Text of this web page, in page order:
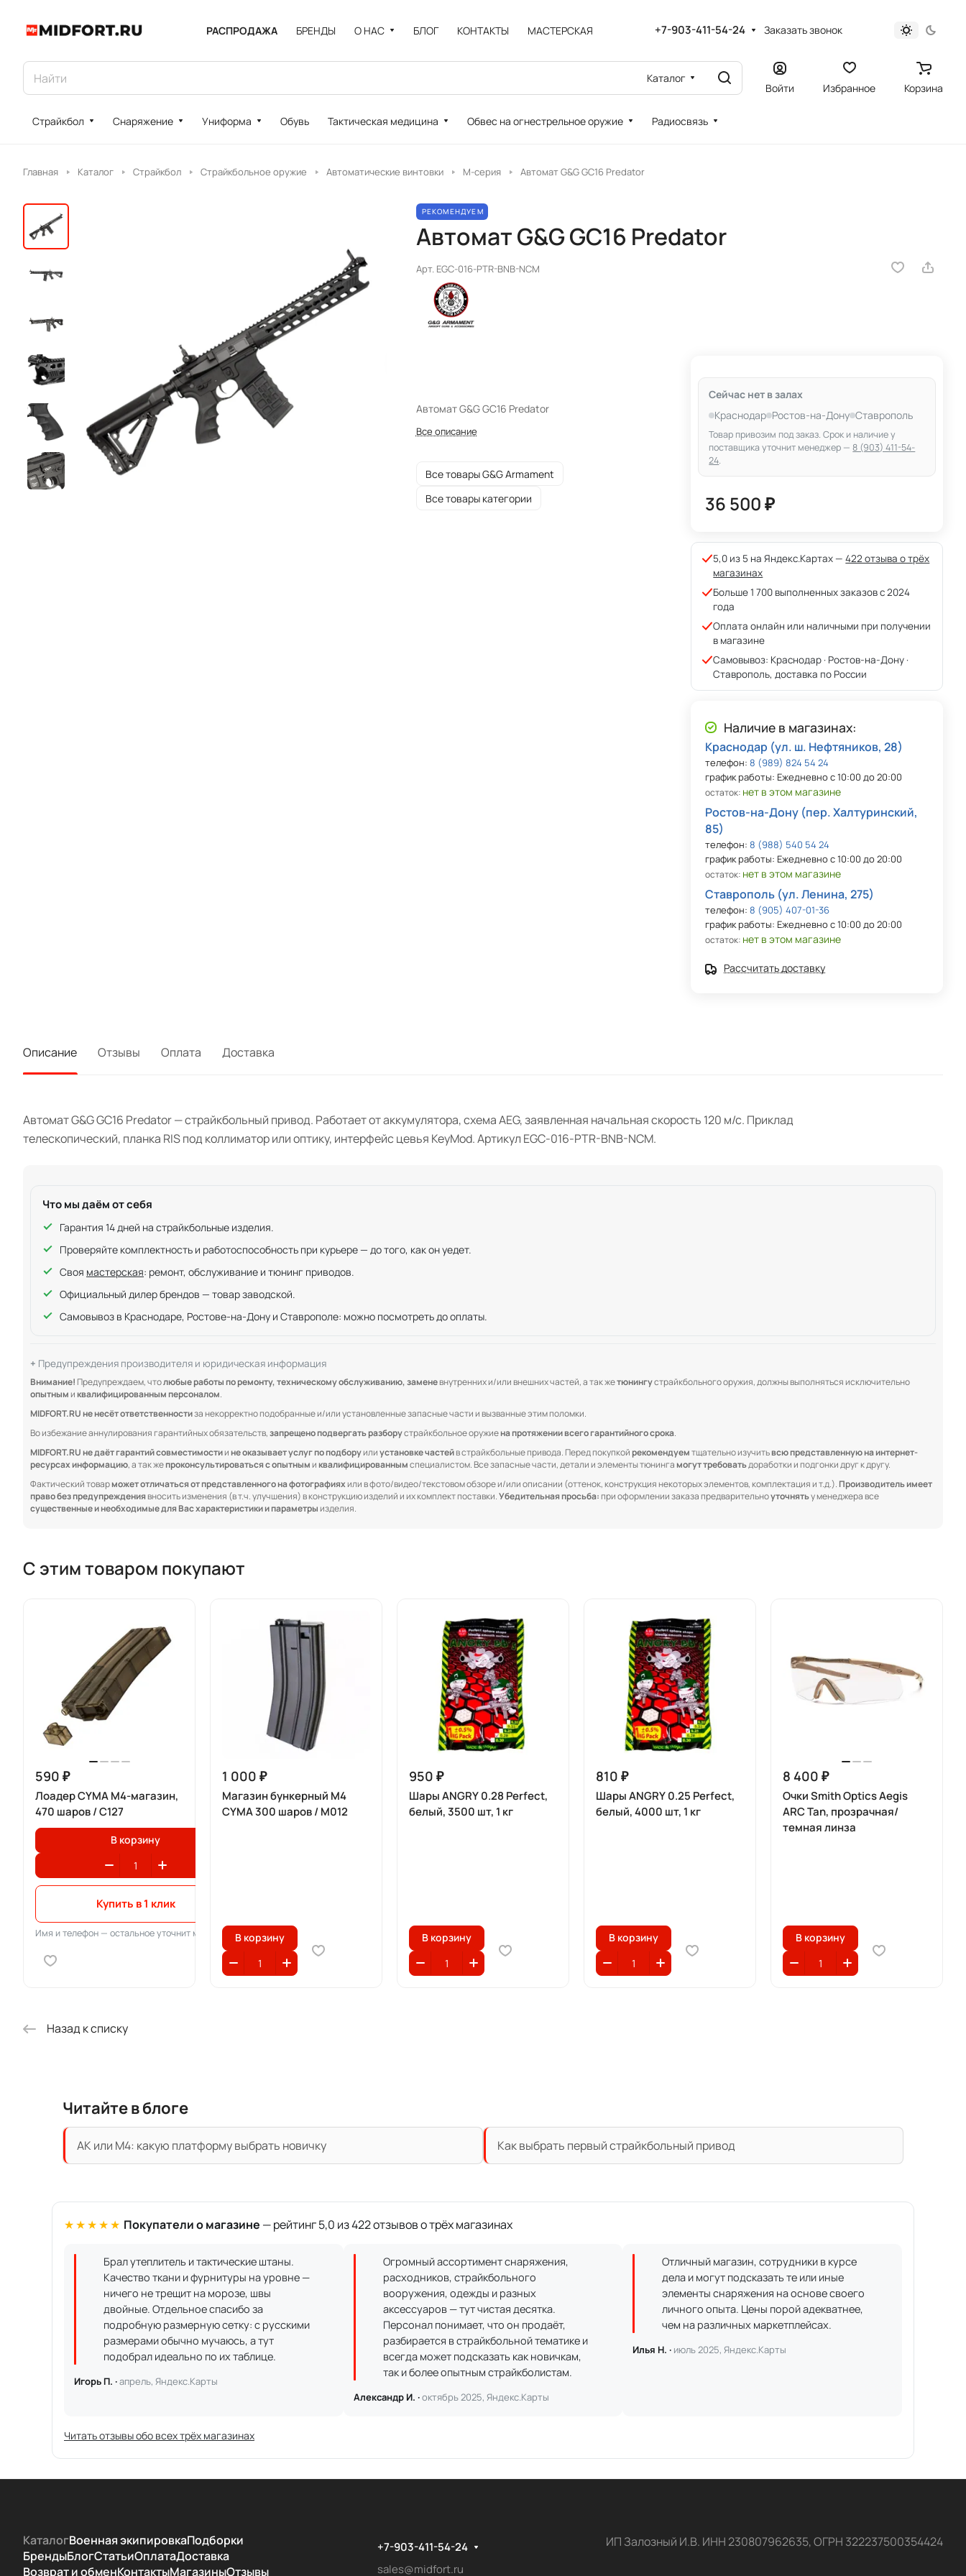
РАСПРОДАЖА БРЕНДЫ О НАС БЛОГ КОНТАКТЫ МАСТЕРСКАЯ +7-903-411-54-24 Заказать звонок
Каталог
Войти Избранное Корзина
Страйкбол Снаряжение Униформа Обувь Тактическая медицина Обвес на огнестрельное оружие Радиосвязь
Главная Каталог Страйкбол Страйкбольное оружие Автоматические винтовки М-серия Автомат G&G GC16 Predator
РЕКОМЕНДУЕМ
Автомат G&G GC16 Predator
Арт. EGC-016-PTR-BNB-NCM
Автомат G&G GC16 Predator
Все описание
Все товары G&G Armament
Все товары категории
Сейчас нет в залах
Краснодар Ростов-на-Дону Ставрополь
Товар привозим под заказ. Срок и наличие у
поставщика уточнит менеджер —8 (903) 411-54-
24.
36 500 ₽
5,0 из 5 на Яндекс.Картах —422 отзыва о трёх
магазинах
Больше 1 700 выполненных заказов с 2024
года
Оплата онлайн или наличными при получении
в магазине
Самовывоз: Краснодар · Ростов-на-Дону ·
Ставрополь, доставка по России
Наличие в магазинах:
Краснодар (ул. ш. Нефтяников, 28)
телефон:8 (989) 824 54 24
график работы: Ежедневно с 10:00 до 20:00
остаток: нет в этом магазине
Ростов-на-Дону (пер. Халтуринский,
85)
телефон:8 (988) 540 54 24
график работы: Ежедневно с 10:00 до 20:00
остаток: нет в этом магазине
Ставрополь (ул. Ленина, 275)
телефон:8 (905) 407-01-36
график работы: Ежедневно с 10:00 до 20:00
остаток: нет в этом магазине
Рассчитать доставку
Описание Отзывы Оплата Доставка
Автомат G&G GC16 Predator — страйкбольный привод. Работает от аккумулятора, схема AEG, заявленная начальная скорость 120 м/с. Приклад
телескопический, планка RIS под коллиматор или оптику, интерфейс цевья KeyMod. Артикул EGC-016-PTR-BNB-NCM.
Что мы даём от себя
Гарантия 14 дней на страйкбольные изделия.
Проверяйте комплектность и работоспособность при курьере — до того, как он уедет.
Своя мастерская: ремонт, обслуживание и тюнинг приводов.
Официальный дилер брендов — товар заводской.
Самовывоз в Краснодаре, Ростове-на-Дону и Ставрополе: можно посмотреть до оплаты.
Предупреждения производителя и юридическая информация
Внимание! Предупреждаем, чтолюбые работы по ремонту, техническому обслуживанию, заменевнутренних и/или внешних частей, а так жетюнингустрайкбольного оружия, должны выполняться исключительно
опытнымиквалифицированным персоналом.
MIDFORT.RU не несёт ответственностиза некорректно подобранные и/или установленные запасные части и вызванные этим поломки.
Во избежание аннулирования гарантийных обязательств,запрещено подвергать разборустрайкбольное оружиена протяжении всего гарантийного срока.
MIDFORT.RU не даёт гарантий совместимостиине оказывает услуг по подборуилиустановке частейв страйкбольные привода. Перед покупкойрекомендуемтщательно изучитьвсю представленную на интернет-
ресурсах информацию, а так жепроконсультироваться с опытнымиквалифицированнымспециалистом. Все запасные части, детали и элементы тюнингамогут требоватьдоработки и подгонки друг к другу.
Фактический товарможет отличаться от представленного на фотографияхили в фото/видео/текстовом обзоре и/или описании (оттенок, конструкция некоторых элементов, комплектация и т.д.). Производитель имеет
право без предупреждениявносить изменения (в т.ч. улучшения) в конструкцию изделий и их комплект поставки.Убедительная просьба:при оформлении заказа предварительноуточнятьу менеджера все
существенные и необходимые для Вас характеристики и параметрыизделия.
С этим товаром покупают
590 ₽
Лоадер CYMA M4-магазин,
470 шаров / C127
В корзину
Купить в 1 клик
Имя и телефон — остальное уточнит менеджер
1 000 ₽
Магазин бункерный M4
CYMA 300 шаров / М012
В корзину
950 ₽
Шары ANGRY 0.28 Perfect,
белый, 3500 шт, 1 кг
В корзину
810 ₽
Шары ANGRY 0.25 Perfect,
белый, 4000 шт, 1 кг
В корзину
8 400 ₽
Очки Smith Optics Aegis
ARC Tan, прозрачная/
темная линза
В корзину
Назад к списку
Читайте в блоге
АК или M4: какую платформу выбрать новичку Как выбрать первый страйкбольный привод
★★★★★ Покупатели о магазине — рейтинг 5,0 из 422 отзывов о трёх магазинах
Брал утеплитель и тактические штаны.
Качество ткани и фурнитуры на уровне —
ничего не трещит на морозе, швы
двойные. Отдельное спасибо за
подробную размерную сетку: с русскими
размерами обычно мучаюсь, а тут
подобрал идеально по их таблице.
Игорь П. ·апрель, Яндекс.Карты
Огромный ассортимент снаряжения,
расходников, страйкбольного
вооружения, одежды и разных
аксессуаров — тут чистая десятка.
Персонал понимает, что он продаёт,
разбирается в страйкбольной тематике и
всегда может подсказать как новичкам,
так и более опытным страйкболистам.
Александр И. ·октябрь 2025, Яндекс.Карты
Отличный магазин, сотрудники в курсе
дела и могут подсказать те или иные
элементы снаряжения на основе своего
личного опыта. Цены порой адекватнее,
чем на различных маркетплейсах.
Илья Н. · июль 2025, Яндекс.Карты
Читать отзывы обо всех трёх магазинах
КаталогВоенная экипировкаПодборки
БрендыБлогСтатьиОплатаДоставка
Возврат и обменКонтактыМагазиныОтзывы
+7-903-411-54-24
sales@midfort.ru
ИП Залозный И.В. ИНН 230807962635, ОГРН 322237500354424